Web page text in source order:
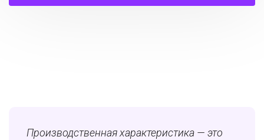
Производственная характеристика — это